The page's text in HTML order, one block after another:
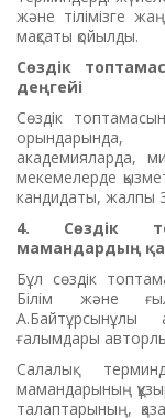
және тілімізге
мақсаты қойылды.
Сөздік
деңгейі
Сөздік
орындарында,
академияларда,
мекемелерде
кандидаты, жалпы
4. Сөздік
мамандардың
Бұл сөздік
Білім және
А.Байтұрсынұлы
ғалымдары
Салалық
мамандарының
талаптарының,